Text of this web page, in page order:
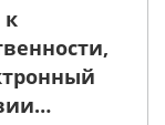
к